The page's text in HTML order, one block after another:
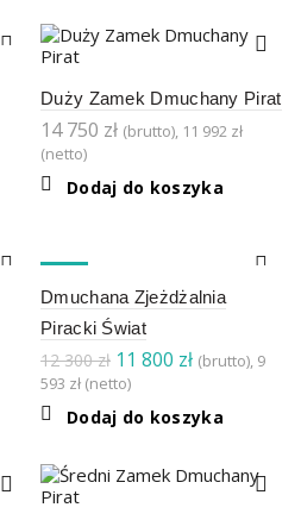
Duży Zamek Dmuchany Pirat
14 750 zł (brutto), 11 992 zł
(netto)
Dodaj do koszyka
Dmuchana Zjeżdżalnia
Piracki Świat
12 300zł Pierwotna
cena
12
11 800 złAktualna
11
(brutto), 9
593 zł (netto)
Dodaj do koszyka